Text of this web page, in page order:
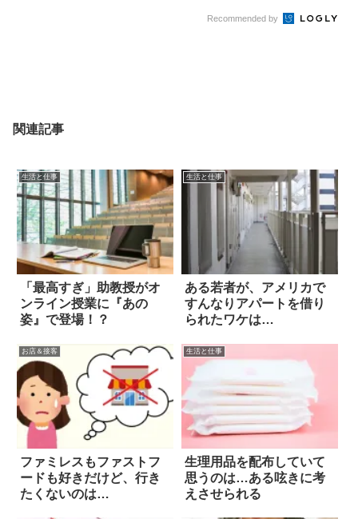
Recommended by
関連記事
生活と仕事
「最高すぎ」助教授がオ
ンライン授業に『あの
姿』で登場！？
生活と仕事
ある若者が、アメリカで
すんなりアパートを借り
られたワケは…
お店＆接客
ファミレスもファストフ
ードも好きだけど、行き
たくないのは…
生活と仕事
生理用品を配布していて
思うのは…ある呟きに考
えさせられる